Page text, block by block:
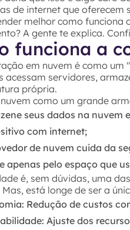
de internet que oferecem
melhor como funciona
A gente te explica.
funciona a
em nuvem é como um
acessam servidores,
própria.
nuvem como um grande
seus dados na nuvem
com internet;
de nuvem cuida da
apenas pelo espaço que
é, sem dúvidas, uma
está longe de ser a
Redução de custos
Ajuste dos